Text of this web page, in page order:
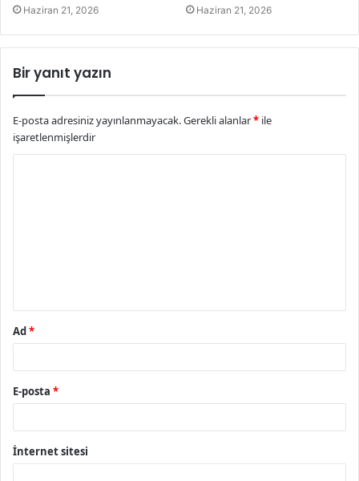
Haziran 21, 2026 Haziran 21, 2026
Bir yanıt yazın
E-posta adresiniz yayınlanmayacak.Gerekli alanlar* ile
işaretlenmişlerdir
Ad *
E-posta *
İnternet sitesi